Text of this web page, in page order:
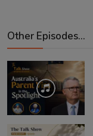
Other Episodes...